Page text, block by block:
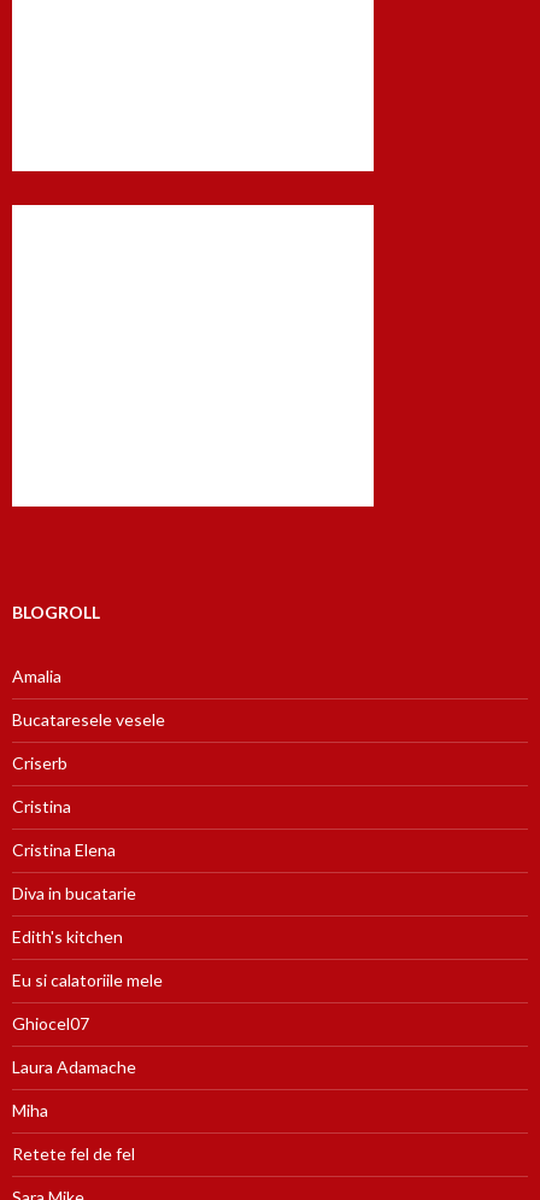
BLOGROLL
Amalia
Bucataresele vesele
Criserb
Cristina
Cristina Elena
Diva in bucatarie
Edith's kitchen
Eu si calatoriile mele
Ghiocel07
Laura Adamache
Miha
Retete fel de fel